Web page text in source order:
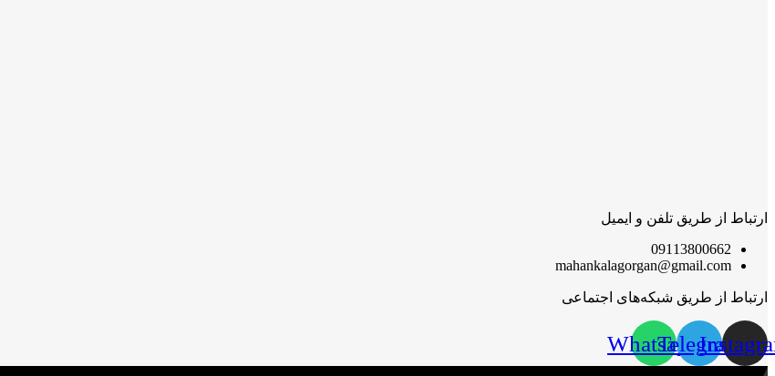
ارتباط از طریق تلفن و ایمیل
09113800662
mahankalagorgan@gmail.com
ارتباط از طریق شبکه‌های اجتماعی
Telegram
Whatsapp